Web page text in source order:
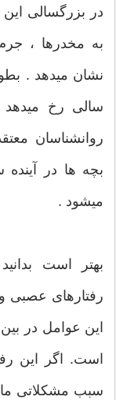
در بزرگسالی این
به مخدرها ،
نشان ميدهد .
سالی رخ ميدهد
روانشناسان
بچه ها در
ميشود .
بهتر است
رفتارهای عصبی
این عوامل در
است. اگر این
سبب مشکلاتی